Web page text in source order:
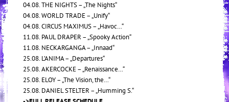
04.08. THE NIGHTS – „The Nights“
04.08. WORLD TRADE – „Unify“
04.08. CIRCUS MAXIMUS – „Havoc…“
11.08. PAUL DRAPER – „Spooky Action“
11.08. NECKARGANGA – „Innaad“
25.08. L’ANIMA – „Departures“
25.08. AKERCOCKE – „Renaissance…“
25.08. ELOY – „The Vision, the…“
25.08. DANIEL STELTER – „Humming S.“